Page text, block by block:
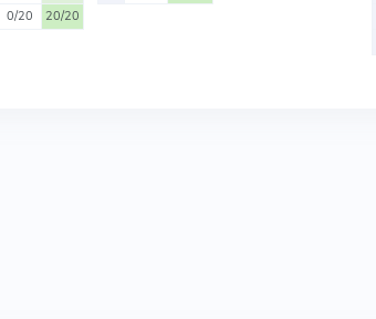
0/20 20/20